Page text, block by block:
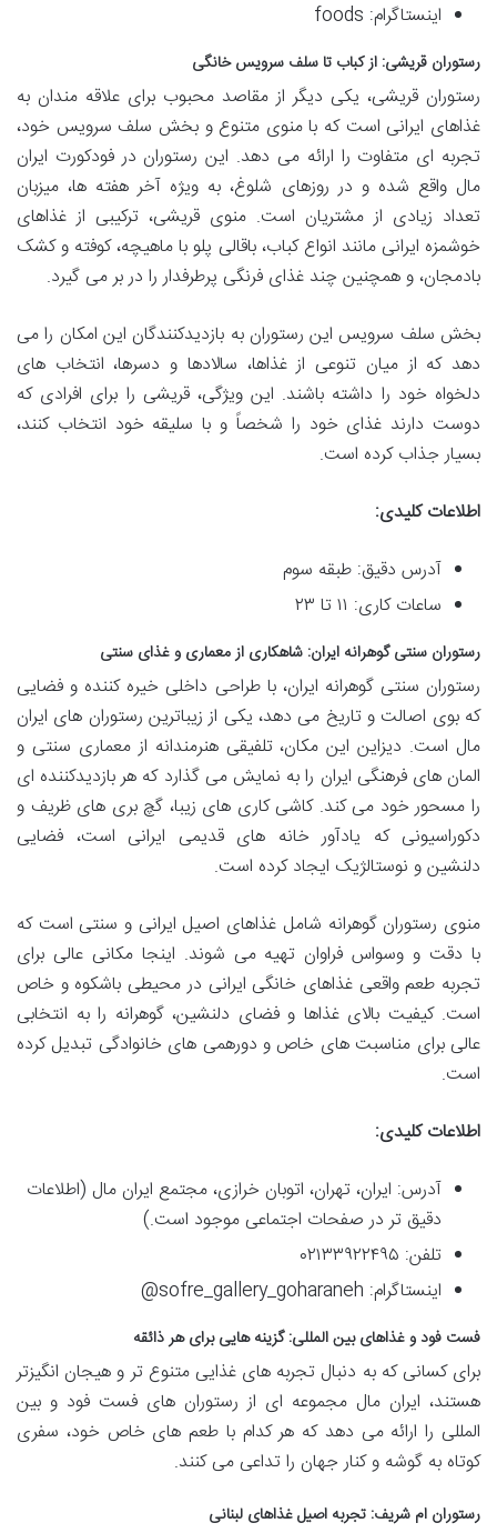
اینستاگرام: foods
رستوران قریشی: از کباب تا سلف سرویس خانگی
رستوران قریشی، یکی دیگر از مقاصد محبوب برای علاقه مندان به
غذاهای ایرانی است که با منوی متنوع و بخش سلف سرویس خود،
تجربه ای متفاوت را ارائه می دهد. این رستوران در فودکورت ایران
مال واقع شده و در روزهای شلوغ، به ویژه آخر هفته ها، میزبان
تعداد زیادی از مشتریان است. منوی قریشی، ترکیبی از غذاهای
خوشمزه ایرانی مانند انواع کباب، باقالی پلو با ماهیچه، کوفته و کشک
بادمجان، و همچنین چند غذای فرنگی پرطرفدار را در بر می گیرد.
بخش سلف سرویس این رستوران به بازدیدکنندگان این امکان را می
دهد که از میان تنوعی از غذاها، سالادها و دسرها، انتخاب های
دلخواه خود را داشته باشند. این ویژگی، قریشی را برای افرادی که
دوست دارند غذای خود را شخصاً و با سلیقه خود انتخاب کنند،
بسیار جذاب کرده است.
اطلاعات کلیدی:
آدرس دقیق: طبقه سوم
ساعات کاری: ۱۱ تا ۲۳
رستوران سنتی گوهرانه ایران: شاهکاری از معماری و غذای سنتی
رستوران سنتی گوهرانه ایران، با طراحی داخلی خیره کننده و فضایی
که بوی اصالت و تاریخ می دهد، یکی از زیباترین رستوران های ایران
مال است. دیزاین این مکان، تلفیقی هنرمندانه از معماری سنتی و
المان های فرهنگی ایران را به نمایش می گذارد که هر بازدیدکننده ای
را مسحور خود می کند. کاشی کاری های زیبا، گچ بری های ظریف و
دکوراسیونی که یادآور خانه های قدیمی ایرانی است، فضایی
دلنشین و نوستالژیک ایجاد کرده است.
منوی رستوران گوهرانه شامل غذاهای اصیل ایرانی و سنتی است که
با دقت و وسواس فراوان تهیه می شوند. اینجا مکانی عالی برای
تجربه طعم واقعی غذاهای خانگی ایرانی در محیطی باشکوه و خاص
است. کیفیت بالای غذاها و فضای دلنشین، گوهرانه را به انتخابی
عالی برای مناسبت های خاص و دورهمی های خانوادگی تبدیل کرده
است.
اطلاعات کلیدی:
آدرس: ایران، تهران، اتوبان خرازی، مجتمع ایران مال (اطلاعات
دقیق تر در صفحات اجتماعی موجود است.)
تلفن: ۰۲۱۳۳۹۲۲۴۹۵
اینستاگرام: ‎ @sofre_gallery_goharaneh
فست فود و غذاهای بین المللی: گزینه هایی برای هر ذائقه
برای کسانی که به دنبال تجربه های غذایی متنوع تر و هیجان انگیزتر
هستند، ایران مال مجموعه ای از رستوران های فست فود و بین
المللی را ارائه می دهد که هر کدام با طعم های خاص خود، سفری
کوتاه به گوشه و کنار جهان را تداعی می کنند.
رستوران ام شریف: تجربه اصیل غذاهای لبنانی